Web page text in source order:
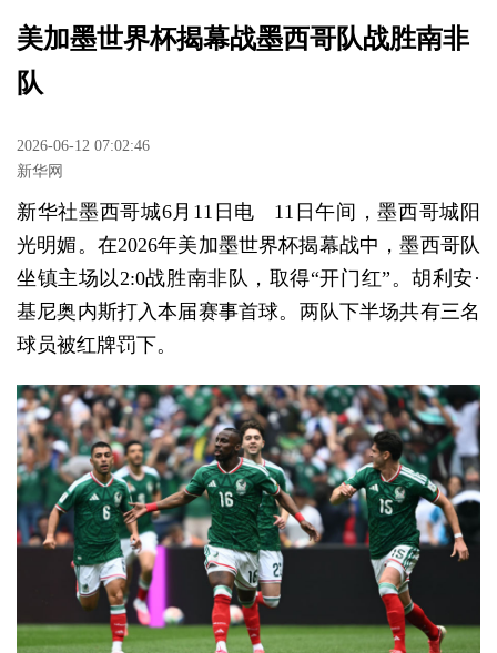
美加墨世界杯揭幕战墨西哥队战胜南非
队
2026-06-12 07:02:46
新华网
新华社墨西哥城6月11日电 11日午间，墨西哥城阳
光明媚。在2026年美加墨世界杯揭幕战中，墨西哥队
坐镇主场以2:0战胜南非队，取得“开门红”。胡利安·
基尼奥内斯打入本届赛事首球。两队下半场共有三名
球员被红牌罚下。